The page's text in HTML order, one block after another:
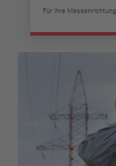
Für Ihre Messeinrichtung